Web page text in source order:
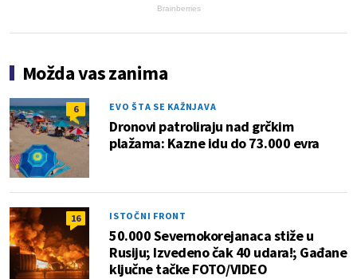
Brainberries
Možda vas zanima
6 EVO ŠTA SE KAŽNJAVA
Dronovi patroliraju nad grčkim
plažama: Kazne idu do 73.000 evra
16 ISTOČNI FRONT
50.000 Severnokorejanaca stiže u
Rusiju; Izvedeno čak 40 udara!; Gađane
ključne tačke FOTO/VIDEO